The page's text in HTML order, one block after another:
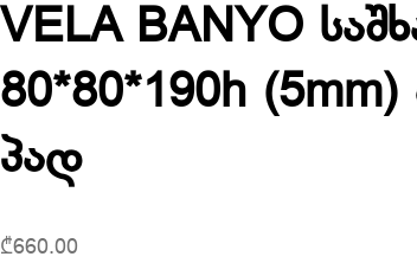
VELA BANYO
80*80*190h
პად
₾660.00